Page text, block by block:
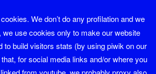
Natali ma tutti
va bene così
We don’t do any profilation and we
we use cookies only to make our website
to build visitors stats (by using piwik on our
for social media links and/or where you